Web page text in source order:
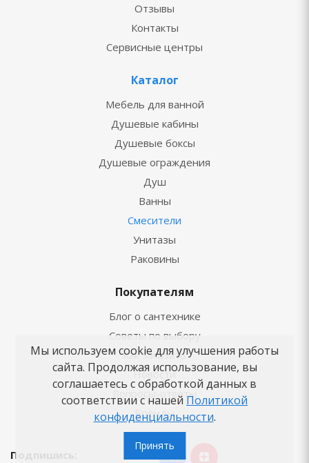
Отзывы
Контакты
Сервисные центры
Каталог
Мебель для ванной
Душевые кабины
Душевые боксы
Душевые ограждения
Душ
Ванны
Смесители
Унитазы
Раковины
Покупателям
Блог о сантехнике
Советы по выбору
Как заказать
Новости
Вопросы-ответы
Бренды
Подпишись:
Мы используем cookie для улучшения работы
сайта. Продолжая использование, вы
соглашаетесь с обработкой данных в
соответствии с нашей Политикой
конфиденциальности.
Принять